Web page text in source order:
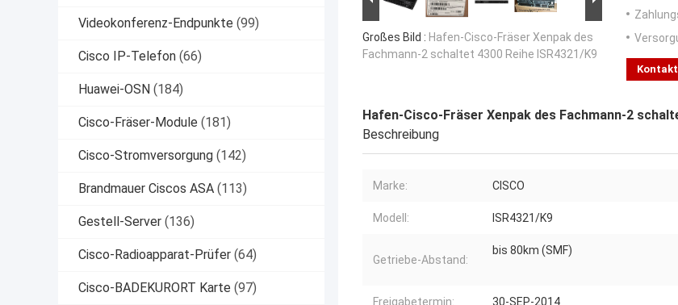
Videokonferenz-Endpunkte (99)
Cisco IP-Telefon (66)
Huawei-OSN (184)
Cisco-Fräser-Module (181)
Cisco-Stromversorgung (142)
Brandmauer Ciscos ASA (113)
Gestell-Server (136)
Cisco-Radioapparat-Prüfer (64)
Cisco-BADEKURORT Karte (97)
Großes Bild : Hafen-Cisco-Fräser Xenpak des
Fachmann-2 schaltet 4300 Reihe ISR4321/K9
Kontakt
Hafen-Cisco-Fräser Xenpak des Fachmann-2
Beschreibung
Marke: CISCO
Modell: ISR4321/K9
Getriebe-Abstand:
bis 80km (SMF)
Freigabetermin: 30-SEP-2014